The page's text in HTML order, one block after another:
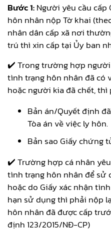
Bước 1:Người yêu cầu cấp
hôn nhân nộp Tờ khai
nhân dân cấp xã nơi
trú thì xin cấp tại Ủy ban
✔️ Trong trường hợp người
tình trạng hôn nhân đã có
hoặc người kia đã chết,
Bản án/Quyết định
Tòa án về việc ly hôn.
Bản sao Giấy chứng
✔️ Trường hợp cá nhân
tình trạng hôn nhân để sử
hoặc do Giấy xác nhận
hạn sử dụng thì phải nộp
hôn nhân đã được cấp
định 123/2015/NĐ-CP)